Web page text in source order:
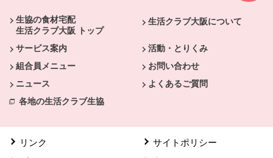
生協の食材宅配
生活クラブ大阪 トップ
生活クラブ大阪について
サービス案内
活動・とりくみ
組合員メニュー
お問い合わせ
ニュース
よくあるご質問
各地の生活クラブ生協
リンク
サイトポリシー